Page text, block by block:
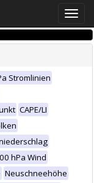
Toggle
Stromlinien
CAPE/LI
hPa Wind
Neuschneehöhe